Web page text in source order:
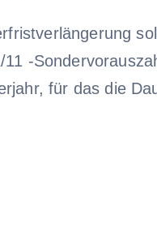
-
für das die